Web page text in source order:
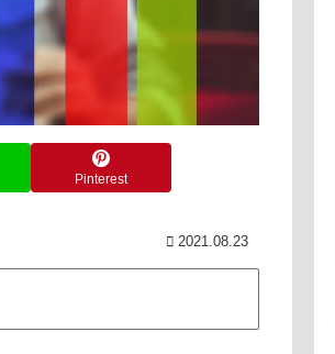
Pinterest
2021.08.23